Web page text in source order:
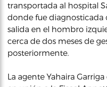
transportada al hospital
donde fue diagnosticada
salida en el hombro
cerca de dos meses de
posteriormente.
La agente Yahaira